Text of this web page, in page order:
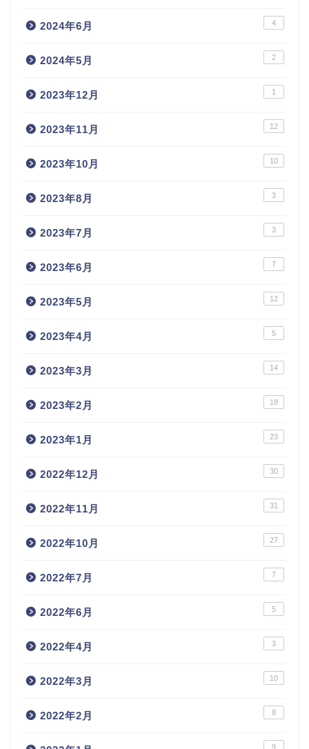
2024年6月 4
2024年5月 2
2023年12月 1
2023年11月 12
2023年10月 10
2023年8月 3
2023年7月 3
2023年6月 7
2023年5月 12
2023年4月 5
2023年3月 14
2023年2月 18
2023年1月 23
2022年12月 30
2022年11月 31
2022年10月 27
2022年7月 7
2022年6月 5
2022年4月 3
2022年3月 10
2022年2月 8
9